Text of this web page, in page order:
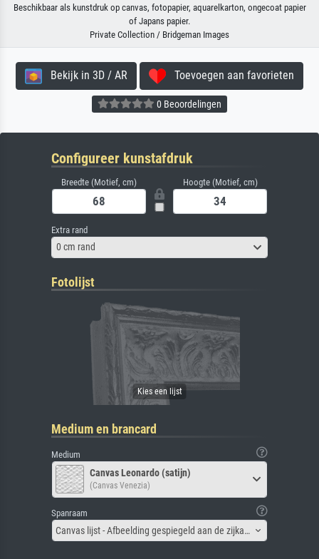
Beschikbaar als kunstdruk op canvas, fotopapier, aquarelkarton, ongecoat papier
of Japans papier.
Private Collection / Bridgeman Images
Bekijk in 3D / AR Toevoegen aan favorieten
0 Beoordelingen
Configureer kunstafdruk
Breedte (Motief, cm) Hoogte (Motief, cm)
Extra rand
0 cm rand
Fotolijst
Medium en brancard
Medium
Canvas Leonardo (satijn)
(Canvas Venezia)
Spanraam
Canvas lijst - Afbeelding gespiegeld aan de zijkant